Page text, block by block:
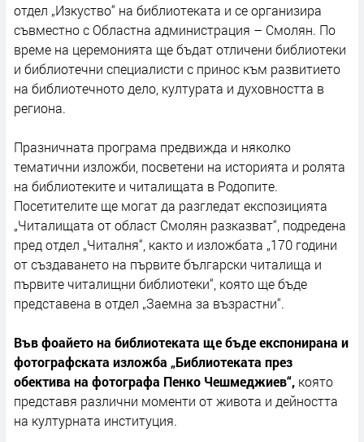
отдел „Изкуство“ на библиотеката и се организира
съвместно с Областна администрация – Смолян. По
време на церемонията ще бъдат отличени библиотеки
и библиотечни специалисти с принос към развитието
на библиотечното дело, културата и духовността в
региона.
Празничната програма предвижда и няколко
тематични изложби, посветени на историята и ролята
на библиотеките и читалищата в Родопите.
Посетителите ще могат да разгледат експозицията
„Читалищата от област Смолян разказват“, подредена
пред отдел „Читалня“, както и изложбата „170 години
от създаването на първите български читалища и
първите читалищни библиотеки“, която ще бъде
представена в отдел „Заемна за възрастни“.
Във фоайето на библиотеката ще бъде експонирана и
фотографската изложба „Библиотеката през
обектива на фотографа Пенко Чешмеджиев“, която
представя различни моменти от живота и дейността
на културната институция.